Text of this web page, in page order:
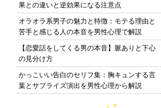
果との違いと逆効果になる注意点
オラオラ系男子の魅力と特徴：モテる理由と
苦手と感じる人の本音を男性心理で解説
【恋愛話をしてくる男の本音】脈ありと下心
の見分け方
かっこいい告白のセリフ集：胸キュンする言
葉とサプライズ演出を男性心理から解説